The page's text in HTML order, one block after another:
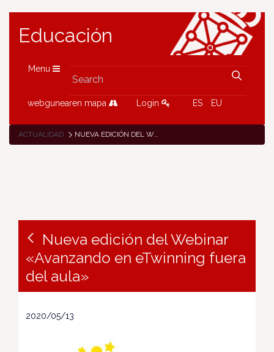
Educación
Menu
webgunearen mapa Login ES EU
ACTUALIDAD NUEVA EDICIÓN DEL WEBINAR «AVANZANDO EN ETWINNING FUERA DEL AULA»
Nueva edición del Webinar
«Avanzando en eTwinning fuera
del aula»
2020/05/13